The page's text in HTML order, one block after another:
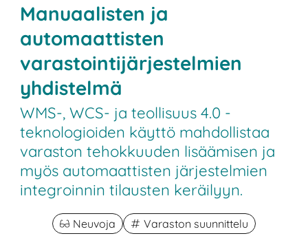
Manuaalisten ja
automaattisten
varastointijärjestelmien
yhdistelmä
WMS-, WCS- ja teollisuus 4.0 -
teknologioiden käyttö mahdollistaa
varaston tehokkuuden lisäämisen ja
myös automaattisten järjestelmien
integroinnin tilausten keräilyyn.
Neuvoja Varaston suunnittelu